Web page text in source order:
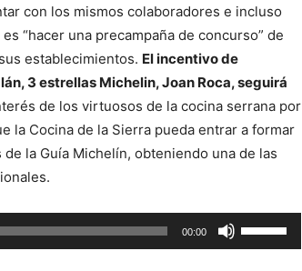
con los mismos colaboradores e incluso
“hacer una precampaña de concurso” de
establecimientos. El incentivo de
3 estrellas Michelin, Joan Roca, seguirá
de los virtuosos de la cocina serrana por
la Cocina de la Sierra pueda entrar a formar
la Guía Michelín, obteniendo una de las
00:00
t